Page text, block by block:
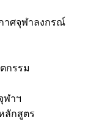
าศจุฬาลงกรณ์
กรรม
ฬาฯ
ลักสูตร